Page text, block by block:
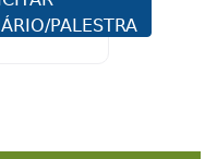
PALESTRA